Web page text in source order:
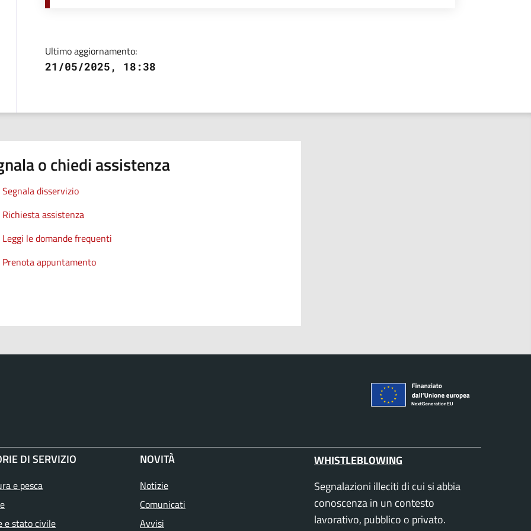
Ultimo aggiornamento:
21/05/2025, 18:38
o chiedi assistenza
Segnala disservizio
Richiesta assistenza
Leggi le domande frequenti
Prenota appuntamento
DI SERVIZIO
e pesca
e stato civile
NOVITÀ
Notizie
Comunicati
Avvisi
WHISTLEBLOWING
Segnalazioni illeciti di cui si abbia
conoscenza in un contesto
lavorativo, pubblico o privato.